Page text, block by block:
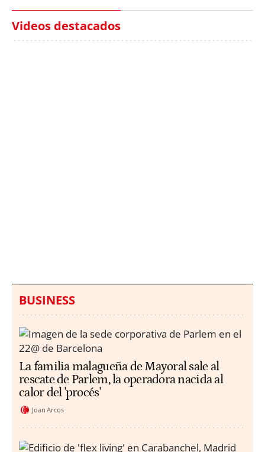
Videos destacados
BUSINESS
La familia malagueña de Mayoral sale al
rescate de Parlem, la operadora nacida al
calor del 'procés'
Joan Arcos